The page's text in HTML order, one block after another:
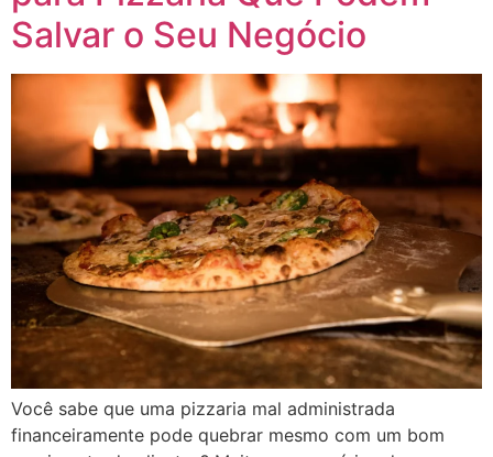
Salvar o Seu Negócio
Você sabe que uma pizzaria mal administrada
financeiramente pode quebrar mesmo com um bom